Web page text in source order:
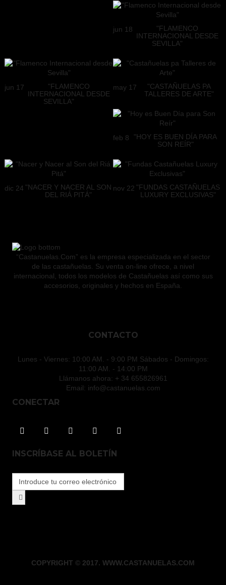
jun 18
"FLAMENCO
INTERNACIONAL DESDE
SEVILLA"
jun 17
"FLAMENCO
INTERNACIONAL DESDE
SEVILLA"
may 17
"CASTAÑUELAS PA
TALLERES DE ARTE"
feb 8
"HOY ES BUEN DÍA PARA
SON REÍR"
dic 24 "NACER Y NACER AL SON
DEL RIÁ PITÁ"
nov 22 "FUNDAS CASTAÑUELAS
LUXURY EXCLUSIVAS"
“Castanuelas.Com” es la empresa especializada en el sector
de las castañuelas. Su venta on-line ofrece, a nivel
internacional, todos los modelos de Castañuelas así como sus
accesorios, originales y hechos en España.
CONTACTO
Lunes - Viernes: 10:00 AM. - 9:00 PM Sábados - Domingos:
11:00 AM. - 14:00 PM
Llámanos ahora: + 34 655826961
Email: info@castanuelas.com
CONECTAR
INSCRÍBASE AL BOLETÍN
COPYRIGHT © 2017. WWW.CASTANUELAS.COM